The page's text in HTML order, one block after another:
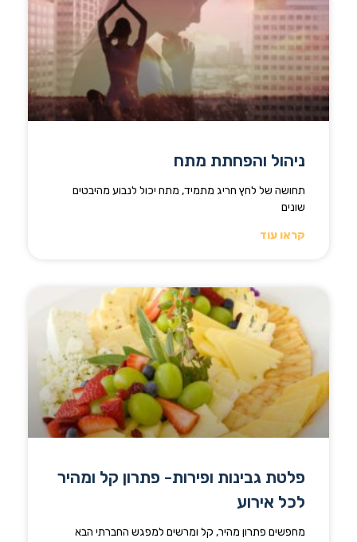
ניהול והפחתת מתח
תחושה של לחץ חריג מתמיד, מתח יכול לנבוע מהיבטים
שונים
קראו עוד
פלטת גבינות ופירות- פתרון קל ומהיר
לכל אירוע
מחפשים פתרון מהיר, קל ומרשים למפגש החברתי הבא